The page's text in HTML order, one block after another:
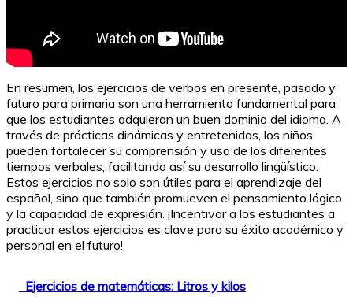
En resumen, los ejercicios de verbos en presente, pasado y
futuro para primaria son una herramienta fundamental para
que los estudiantes adquieran un buen dominio del idioma. A
través de prácticas dinámicas y entretenidas, los niños
pueden fortalecer su comprensión y uso de los diferentes
tiempos verbales, facilitando así su desarrollo lingüístico.
Estos ejercicios no solo son útiles para el aprendizaje del
español, sino que también promueven el pensamiento lógico
y la capacidad de expresión. ¡Incentivar a los estudiantes a
practicar estos ejercicios es clave para su éxito académico y
personal en el futuro!
Ejercicios de matemáticas: Litros y kilos